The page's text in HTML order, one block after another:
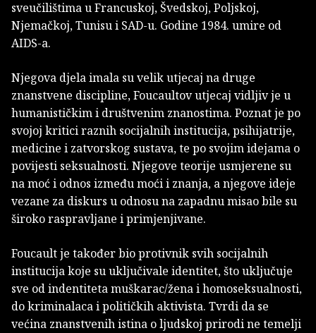
sveučilištima u Francuskoj, Švedskoj, Poljskoj,
Njemačkoj, Tunisu i SAD-u. Godine 1984. umire od
AIDS-a.
Njegova djela imala su velik utjecaj na druge
znanstvene discipline, Foucaultov utjecaj vidljiv je u
humanističkim i društvenim znanostima. Poznat je po
svojoj kritici raznih socijalnih institucija, psihijatrije,
medicine i zatvorskog sustava, te po svojim idejama o
povijesti seksualnosti. Njegove teorije usmjerene su
na moć i odnos između moći i znanja, a njegove ideje
vezane za diskurs u odnosu na zapadnu misao bile su
široko raspravljane i primjenjivane.
Foucault je također bio protivnik svih socijalnih
institucija koje su uključivale identitet, što uključuje
sve od indentiteta muškarac/žena i homoseksualnosti,
do kriminalaca i političkih aktivista. Tvrdi da se
većina znanstvenih istina o ljudskoj prirodi ne temelji